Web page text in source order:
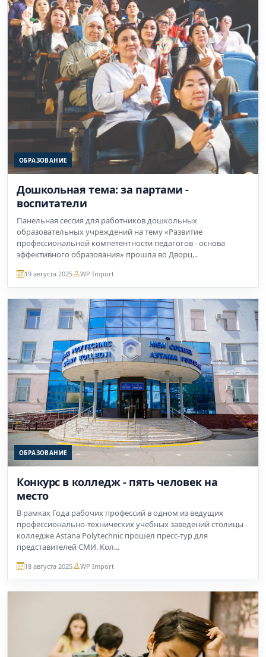
ОБРАЗОВАНИЕ
Дошкольная тема: за партами -
воспитатели
Панельная сессия для работников дошкольных
образовательных учреждений на тему «Развитие
профессиональной компетентности педагогов - основа
эффективного образования» прошла во Дворц...
19 августа 2025 WP Import
ОБРАЗОВАНИЕ
Конкурс в колледж - пять человек на
место
В рамках Года рабочих профессий в одном из ведущих
профессионально-технических учебных заведений столицы -
колледже Astana Polytechnic прошел пресс-тур для
представителей СМИ. Кол...
18 августа 2025 WP Import